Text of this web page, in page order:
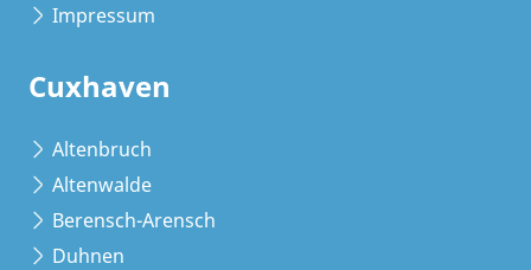
Impressum
Cuxhaven
Altenbruch
Altenwalde
Berensch-Arensch
Duhnen